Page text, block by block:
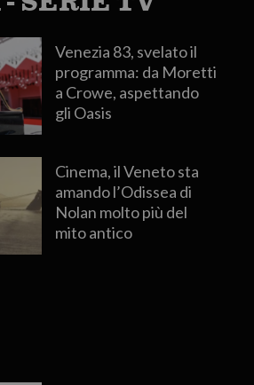
Venezia 83, svelato il
programma: da Moretti
a Crowe, aspettando
gli Oasis
Cinema, il Veneto sta
amando l’Odissea di
Nolan molto più del
mito antico